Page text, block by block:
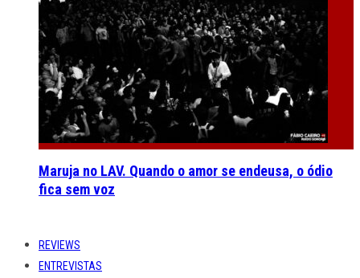
Maruja no LAV. Quando o amor se endeusa, o ódio
fica sem voz
REVIEWS
ENTREVISTAS